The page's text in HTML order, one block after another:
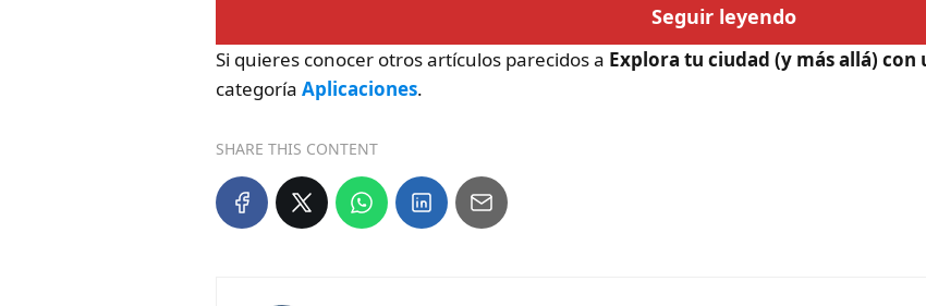
Seguir leyendo
Si quieres conocer otros artículos parecidos a Explora tu ciudad (y más allá) con
categoría Aplicaciones.
SHARE THIS CONTENT